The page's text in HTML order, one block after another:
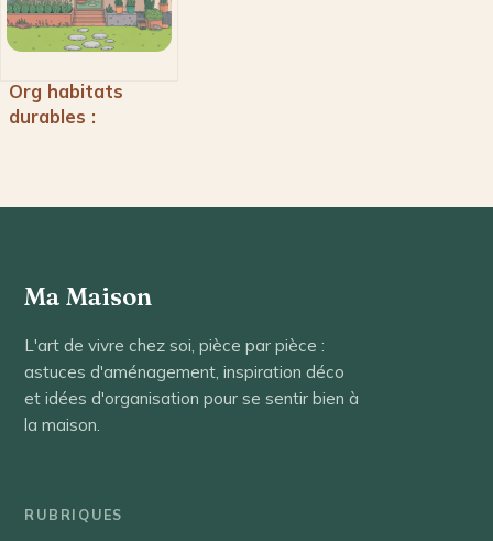
Org habitats
durables :
Ma Maison
L'art de vivre chez soi, pièce par pièce :
astuces d'aménagement, inspiration déco
et idées d'organisation pour se sentir bien à
la maison.
RUBRIQUES